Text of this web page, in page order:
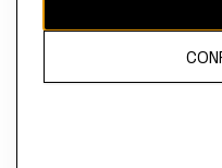
El contenido de esta página